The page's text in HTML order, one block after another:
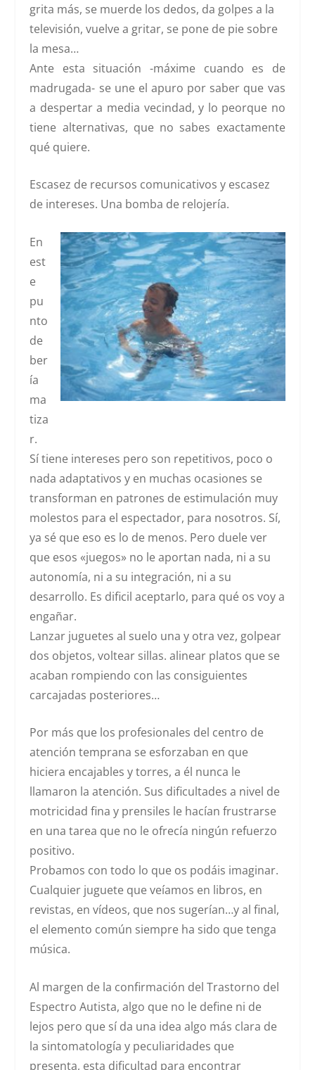
grita más, se muerde los dedos, da golpes a la
televisión, vuelve a gritar, se pone de pie sobre
la mesa…
Ante esta situación -máxime cuando es de
madrugada- se une el apuro por saber que vas
a despertar a media vecindad, y lo peorque no
tiene alternativas, que no sabes exactamente
qué quiere.
Escasez de recursos comunicativos y escasez
de intereses. Una bomba de relojería.
En
est
e
pu
nto
de
ber
ía
ma
tiza
r.
Sí tiene intereses pero son repetitivos, poco o
nada adaptativos y en muchas ocasiones se
transforman en patrones de estimulación muy
molestos para el espectador, para nosotros. Sí,
ya sé que eso es lo de menos. Pero duele ver
que esos «juegos» no le aportan nada, ni a su
autonomía, ni a su integración, ni a su
desarrollo. Es dificil aceptarlo, para qué os voy a
engañar.
Lanzar juguetes al suelo una y otra vez, golpear
dos objetos, voltear sillas. alinear platos que se
acaban rompiendo con las consiguientes
carcajadas posteriores…
Por más que los profesionales del centro de
atención temprana se esforzaban en que
hiciera encajables y torres, a él nunca le
llamaron la atención. Sus dificultades a nivel de
motricidad fina y prensiles le hacían frustrarse
en una tarea que no le ofrecía ningún refuerzo
positivo.
Probamos con todo lo que os podáis imaginar.
Cualquier juguete que veíamos en libros, en
revistas, en vídeos, que nos sugerían…y al final,
el elemento común siempre ha sido que tenga
música.
Al margen de la confirmación del Trastorno del
Espectro Autista, algo que no le define ni de
lejos pero que sí da una idea algo más clara de
la sintomatología y peculiaridades que
presenta, esta dificultad para encontrar